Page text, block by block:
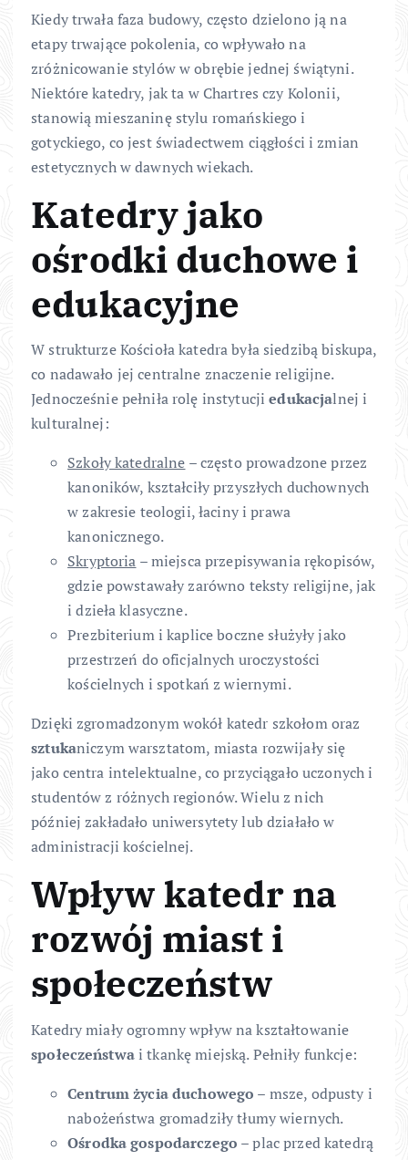
Kiedy trwała faza budowy, często dzielono ją na
etapy trwające pokolenia, co wpływało na
zróżnicowanie stylów w obrębie jednej świątyni.
Niektóre katedry, jak ta w Chartres czy Kolonii,
stanowią mieszaninę stylu romańskiego i
gotyckiego, co jest świadectwem ciągłości i zmian
estetycznych w dawnych wiekach.
Katedry jako
ośrodki duchowe i
edukacyjne
W strukturze Kościoła katedra była siedzibą biskupa,
co nadawało jej centralne znaczenie religijne.
Jednocześnie pełniła rolę instytucjiedukacjalnej i
kulturalnej:
Szkoły katedralne – często prowadzone przez
kanoników, kształciły przyszłych duchownych
w zakresie teologii, łaciny i prawa
kanonicznego.
Skryptoria – miejsca przepisywania rękopisów,
gdzie powstawały zarówno teksty religijne, jak
i dzieła klasyczne.
Prezbiterium i kaplice boczne służyły jako
przestrzeń do oficjalnych uroczystości
kościelnych i spotkań z wiernymi.
Dzięki zgromadzonym wokół katedr szkołom oraz
sztukaniczym warsztatom, miasta rozwijały się
jako centra intelektualne, co przyciągało uczonych i
studentów z różnych regionów. Wielu z nich
później zakładało uniwersytety lub działało w
administracji kościelnej.
Wpływ katedr na
rozwój miast i
społeczeństw
Katedry miały ogromny wpływ na kształtowanie
społeczeństwai tkankę miejską. Pełniły funkcje:
Centrum życia duchowego – msze, odpusty i
nabożeństwa gromadziły tłumy wiernych.
Ośrodka gospodarczego – plac przed katedrą